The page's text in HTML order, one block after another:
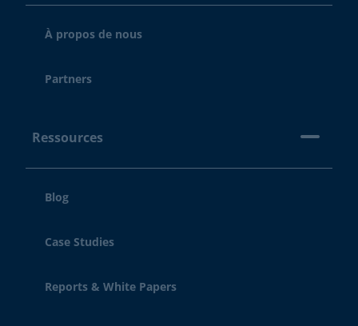
À propos de nous
Partners
Ressources
Blog
Case Studies
Reports & White Papers